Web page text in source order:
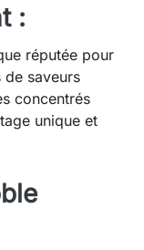
:
réputée pour
de saveurs
concentrés
unique et